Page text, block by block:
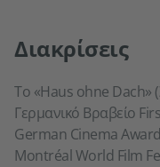
Διακρίσεις
Το «Haus ohne Dach»
Γερμανικό Βραβείο
German Cinema
Montréal World Film